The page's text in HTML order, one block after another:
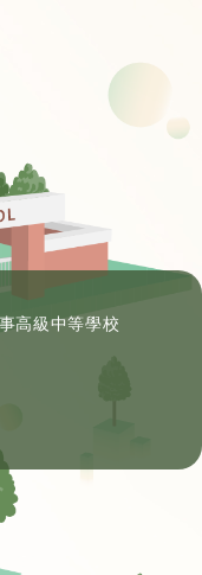
高級中等學校